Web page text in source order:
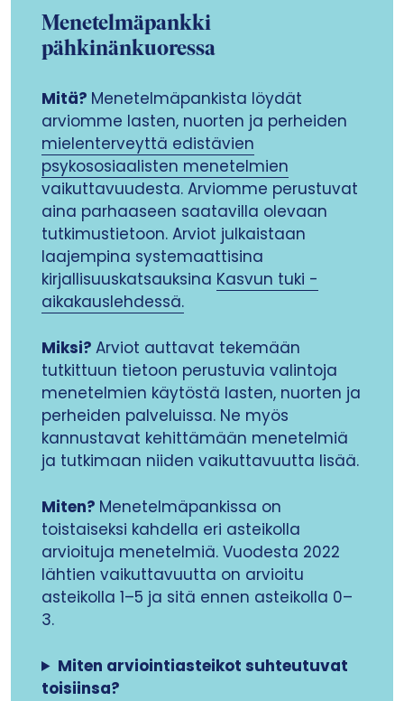
Menetelmäpankki
pähkinänkuoressa
Mitä? Menetelmäpankista löydät
arviomme lasten, nuorten ja perheiden
mielenterveyttä edistävien
psykososiaalisten menetelmien
vaikuttavuudesta. Arviomme perustuvat
aina parhaaseen saatavilla olevaan
tutkimustietoon. Arviot julkaistaan
laajempina systemaattisina
kirjallisuuskatsauksina Kasvun tuki -
aikakauslehdessä.
Miksi? Arviot auttavat tekemään
tutkittuun tietoon perustuvia valintoja
menetelmien käytöstä lasten, nuorten ja
perheiden palveluissa. Ne myös
kannustavat kehittämään menetelmiä
ja tutkimaan niiden vaikuttavuutta lisää.
Miten? Menetelmäpankissa on
toistaiseksi kahdella eri asteikolla
arvioituja menetelmiä. Vuodesta 2022
lähtien vaikuttavuutta on arvioitu
asteikolla 1–5 ja sitä ennen asteikolla 0–
3.
Miten arviointiasteikot suhteutuvat
toisiinsa?